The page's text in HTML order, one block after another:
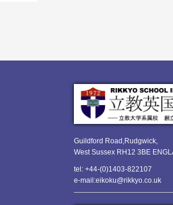
Guildford Road,Rudgwick,
West Sussex RH12 3BE
tel: +44-(0)1403-822107
e-mail:eikoku@rikkyo.co.uk